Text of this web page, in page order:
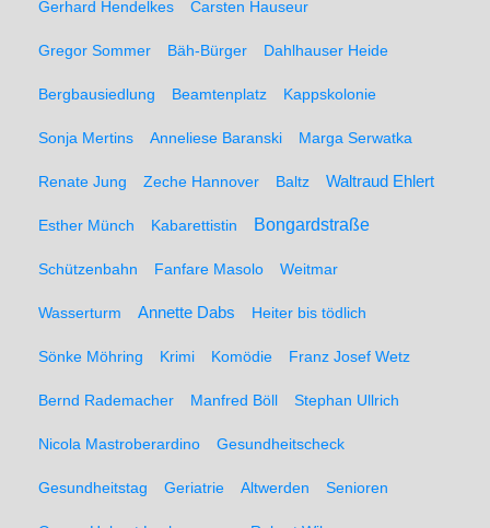
Gerhard Hendelkes Carsten Hauseur
Gregor Sommer Bäh-Bürger Dahlhauser Heide
Bergbausiedlung Beamtenplatz Kappskolonie
Sonja Mertins Anneliese Baranski Marga Serwatka
Renate Jung Zeche Hannover Baltz Waltraud Ehlert
Esther Münch Kabarettistin Bongardstraße
Schützenbahn Fanfare Masolo Weitmar
Wasserturm Annette Dabs Heiter bis tödlich
Sönke Möhring Krimi Komödie Franz Josef Wetz
Bernd Rademacher Manfred Böll Stephan Ullrich
Nicola Mastroberardino Gesundheitscheck
Gesundheitstag Geriatrie Altwerden Senioren